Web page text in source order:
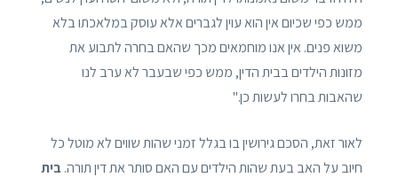
ממש כפי שכיום אין הוא עוין לגברים אלא עוסק במלאכתו בלא
משוא פנים. אין אנו מוחמאים מכך שהאם בחרה לתבוע את
מזונות הילדים בבית הדין, ממש כפי שבעבר לא ערב לנו
שהאבות בחרו לעשות כן."
לאור זאת, הסכם גירושין בו בגלל זמני שהות שווים לא מוטל כל
חיוב על האב בעת שהות הילדים עם האם סותר את דין תורה.בית